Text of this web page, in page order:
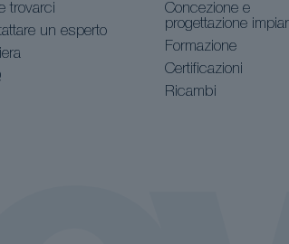
trovarci
un esperto
Concezione e
progettazione
Formazione
Certificazioni
Ricambi